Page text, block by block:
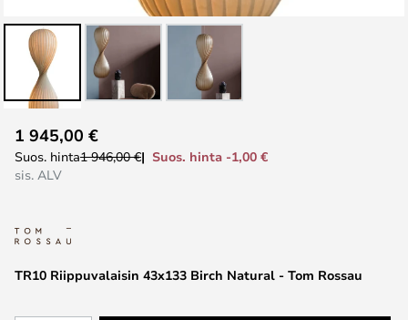
to
the
the
gallery
TR10 Riippuvalaisin 43x133 Birch Natural - Tom Rossau
1 945,00 €
Suos. hinta1 946,00 €
Suos. hinta -1,00 €
sis. ALV